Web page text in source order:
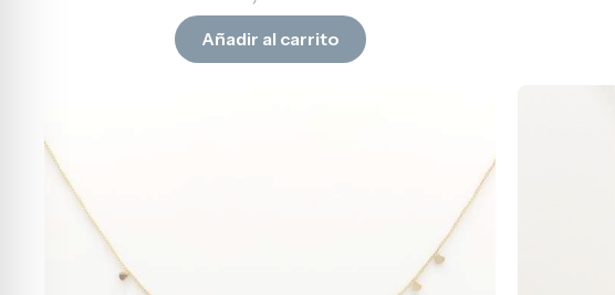
Añadir al carrito